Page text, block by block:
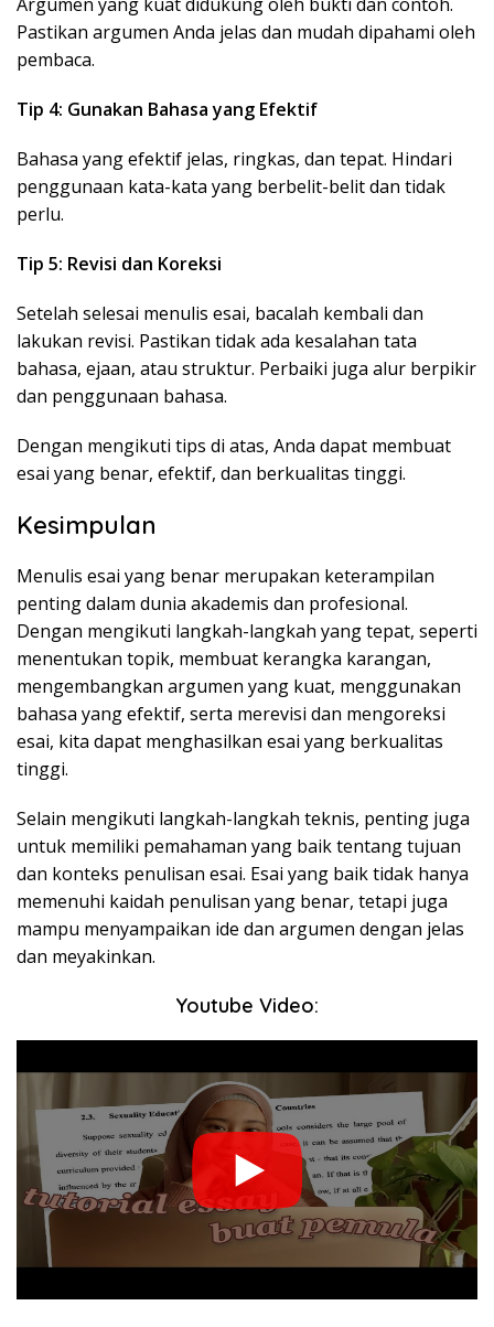
Pastikan argumen Anda jelas dan mudah dipahami oleh
pembaca.
Tip 4: Gunakan Bahasa yang Efektif
Bahasa yang efektif jelas, ringkas, dan tepat. Hindari
penggunaan kata-kata yang berbelit-belit dan tidak
perlu.
Tip 5: Revisi dan Koreksi
Setelah selesai menulis esai, bacalah kembali dan
lakukan revisi. Pastikan tidak ada kesalahan tata
bahasa, ejaan, atau struktur. Perbaiki juga alur berpikir
dan penggunaan bahasa.
Dengan mengikuti tips di atas, Anda dapat membuat
esai yang benar, efektif, dan berkualitas tinggi.
Kesimpulan
Menulis esai yang benar merupakan keterampilan
penting dalam dunia akademis dan profesional.
Dengan mengikuti langkah-langkah yang tepat, seperti
menentukan topik, membuat kerangka karangan,
mengembangkan argumen yang kuat, menggunakan
bahasa yang efektif, serta merevisi dan mengoreksi
esai, kita dapat menghasilkan esai yang berkualitas
tinggi.
Selain mengikuti langkah-langkah teknis, penting juga
untuk memiliki pemahaman yang baik tentang tujuan
dan konteks penulisan esai. Esai yang baik tidak hanya
memenuhi kaidah penulisan yang benar, tetapi juga
mampu menyampaikan ide dan argumen dengan jelas
dan meyakinkan.
Youtube Video: